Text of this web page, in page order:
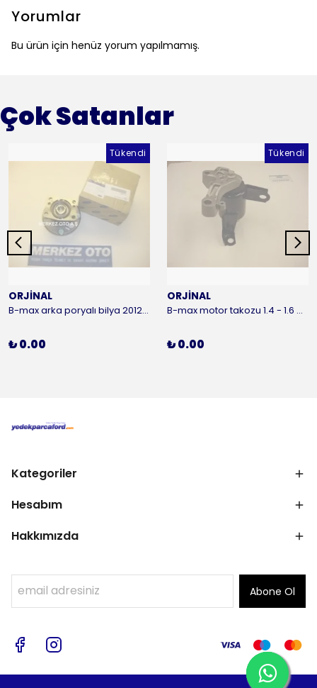
Yorumlar
Bu ürün için henüz yorum yapılmamış.
Çok Satanlar
Tükendi
ORJİNAL
B-max arka poryalı bilya 2012-2016 ORJİNAL
₺ 0.00
Tükendi
ORJİNAL
B-max motor takozu 1.4 - 1.6 benzinli 2012-2016 ORJİNAL
₺ 0.00
Kategoriler
Hesabım
Hakkımızda
Abone Ol